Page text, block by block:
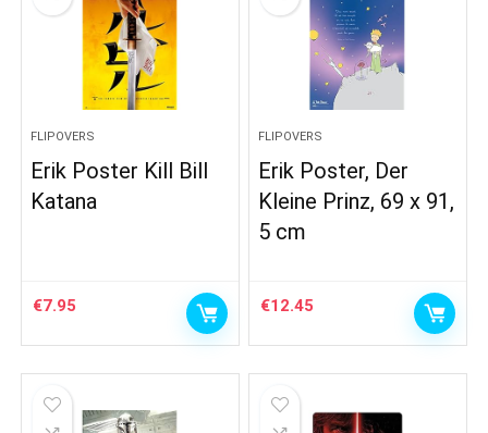
FLIPOVERS
Erik Poster Kill Bill
Katana
€7.95
FLIPOVERS
Erik Poster, Der
Kleine Prinz, 69 x 91,
5 cm
€12.45